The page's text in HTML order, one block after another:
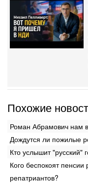
Похожие
Роман Абрамович нам
Дождутся ли пожилые
Кто услышит "русский"
Кого беспокоят
репатриантов?